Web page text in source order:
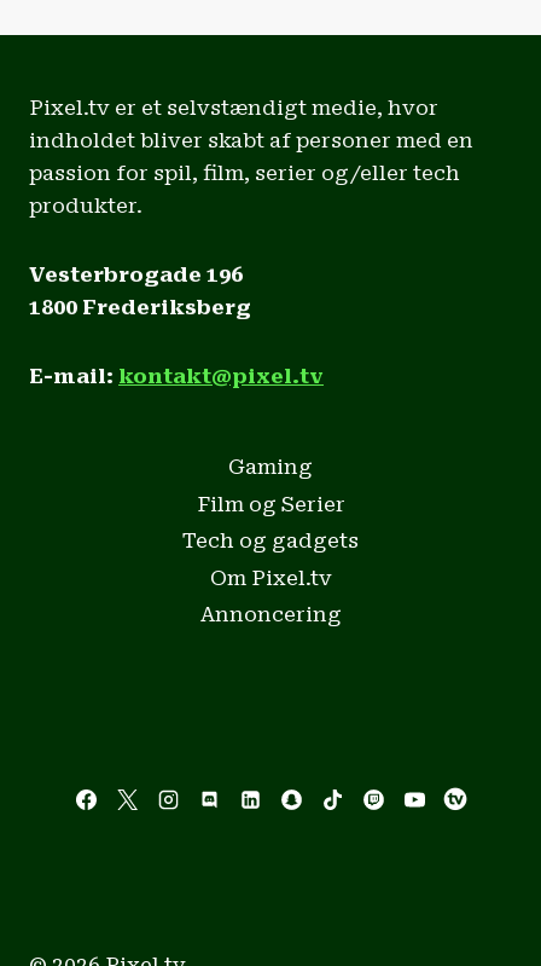
Pixel.tv er et selvstændigt medie, hvor
indholdet bliver skabt af personer med en
passion for spil, film, serier og/eller tech
produkter.
Vesterbrogade 196
1800 Frederiksberg
E-mail: kontakt@pixel.tv
Gaming
Film og Serier
Tech og gadgets
Om Pixel.tv
Annoncering